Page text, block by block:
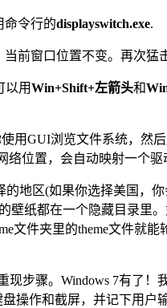
命令行的displayswitch.exe.
前窗口位置不变。再次猛
以用Win+Shift+左箭头和
使用GUI浏览文件系统，
位置，会自动映射一个驱
区(如果你选择美国，你会
壁纸都在一个隐藏目录里
文件夹里的theme文件就
步骤。Windows 7有了！
操作和截屏，并记下用